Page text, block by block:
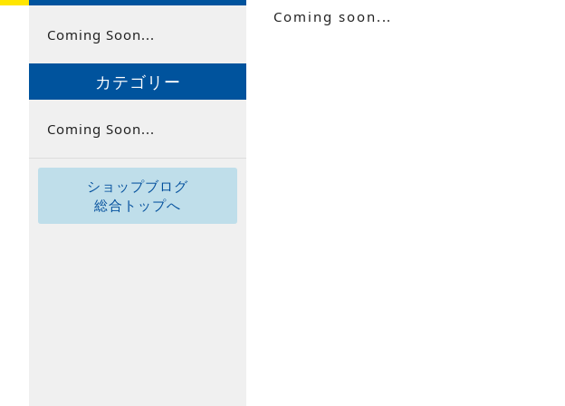
Coming Soon...
カテゴリー
Coming Soon...
ショップブログ
総合トップへ
Coming soon...